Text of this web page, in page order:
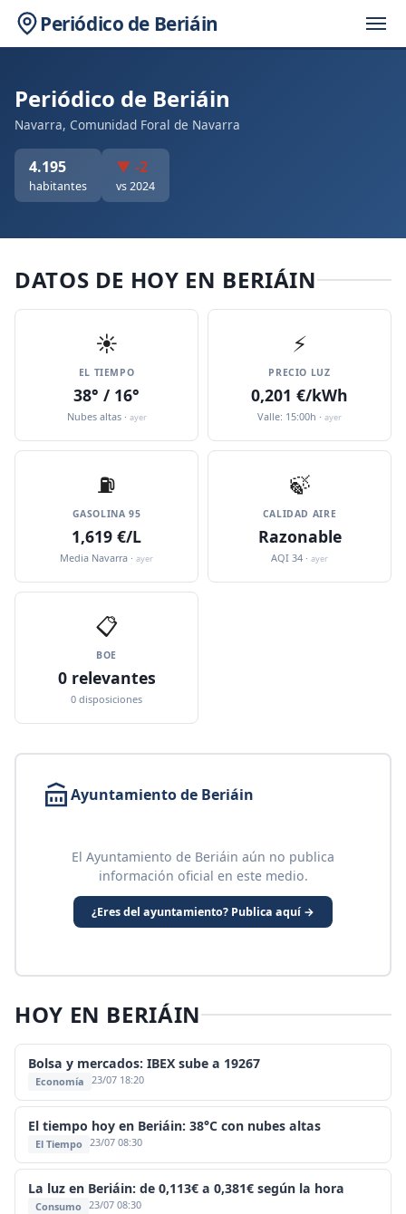
Periódico de Beriáin
Periódico de Beriáin
Navarra, Comunidad Foral de Navarra
4.195
habitantes
▼ -2
vs 2024
DATOS DE HOY EN BERIÁIN
☀️
EL TIEMPO
38° / 16°
Nubes altas · ayer
⚡
PRECIO LUZ
0,201 €/kWh
Valle: 15:00h · ayer
⛽️
GASOLINA 95
1,619 €/L
Media Navarra · ayer
🍃
CALIDAD AIRE
Razonable
AQI 34 · ayer
📋
BOE
0 relevantes
0 disposiciones
Ayuntamiento de Beriáin
El Ayuntamiento de Beriáin aún no publica
información oficial en este medio.
¿Eres del ayuntamiento? Publica aquí →
HOY EN BERIÁIN
Bolsa y mercados: IBEX sube a 19267
Economía 23/07 18:20
El tiempo hoy en Beriáin: 38°C con nubes altas
El Tiempo 23/07 08:30
La luz en Beriáin: de 0,113€ a 0,381€ según la hora
Consumo 23/07 08:30